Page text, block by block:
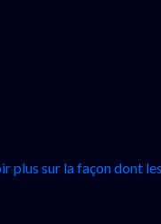
plus sur la façon dont